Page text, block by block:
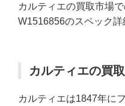
カルティエの買取市場
W1516856のスペック詳
カルティエの買
カルティエは1847年に